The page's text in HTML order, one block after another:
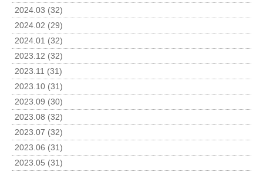
2024.03 (32)
2024.02 (29)
2024.01 (32)
2023.12 (32)
2023.11 (31)
2023.10 (31)
2023.09 (30)
2023.08 (32)
2023.07 (32)
2023.06 (31)
2023.05 (31)